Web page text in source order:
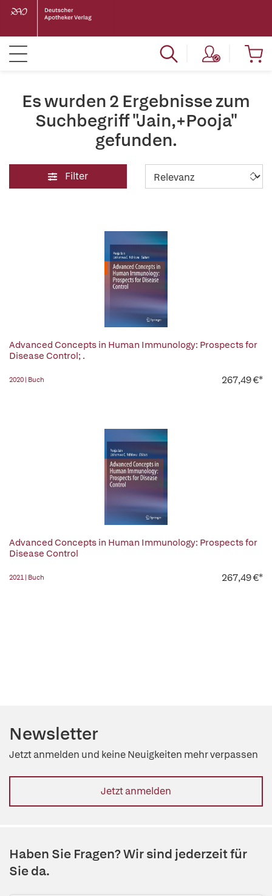
Es wurden 2 Ergebnisse zum
Suchbegriff "Jain,+Pooja"
gefunden.
Filter
Advanced Concepts in Human Immunology: Prospects for
Disease Control; .
2020 | Buch 267,49 €*
Advanced Concepts in Human Immunology: Prospects for
Disease Control
2021 | Buch 267,49 €*
Newsletter
Jetzt anmelden und keine Neuigkeiten mehr verpassen
Jetzt anmelden
Haben Sie Fragen? Wir sind jederzeit für
Sie da.